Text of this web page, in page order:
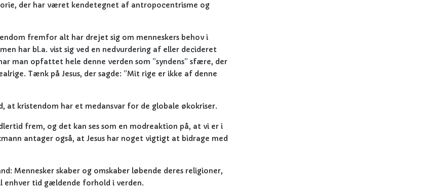
der har været kendetegnet af antropocentrisme og
fremfor alt har drejet sig om menneskers behov i
har bl.a. vist sig ved en nedvurdering af eller decideret
man opfattet hele denne verden som ”syndens” sfære, der
Tænk på Jesus, der sagde: ”Mit rige er ikke af denne
at kristendom har et medansvar for de globale økokriser.
frem, og det kan ses som en modreaktion på, at vi er i
antager også, at Jesus har noget vigtigt at bidrage med
Mennesker skaber og omskaber løbende deres religioner,
enhver tid gældende forhold i verden.